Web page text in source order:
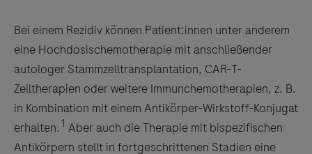
Bei einem Rezidiv können Patient:innen unter anderem
eine Hochdosischemotherapie mit anschließender
autologer Stammzelltransplantation, CAR-T-
Zelltherapien oder weitere Immunchemotherapien, z. B.
in Kombination mit einem Antikörper-Wirkstoff-Konjugat
erhalten. 1 Aber auch die Therapie mit bispezifischen
Antikörpern stellt in fortgeschrittenen Stadien eine